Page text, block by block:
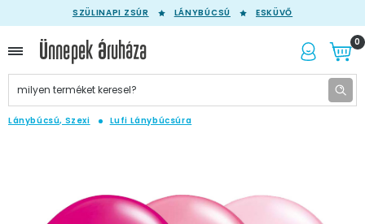
SZÜLINAPI ZSÚR LÁNYBÚCSÚ ESKÜVŐ
0
Lánybúcsú, Szexi Lufi Lánybúcsúra